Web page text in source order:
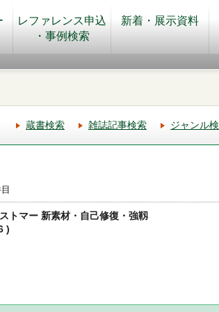
レファレンス申込
・事例検索
新着・展示資料
蔵書検索 雑誌記事検索 ジャンル
トマー 新素材・自己修復・強靱
)